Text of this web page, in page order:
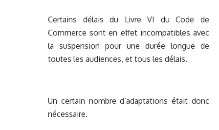
Certains délais du Livre VI du Code de
Commerce sont en effet incompatibles avec
la suspension pour une durée longue de
toutes les audiences, et tous les délais.
Un certain nombre d’adaptations était donc
nécessaire.